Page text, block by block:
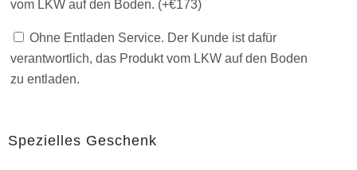
vom LKW auf den Boden. (+€173)
Ohne Entladen Service. Der Kunde ist dafür
verantwortlich, das Produkt vom LKW auf den Boden
zu entladen.
Spezielles Geschenk